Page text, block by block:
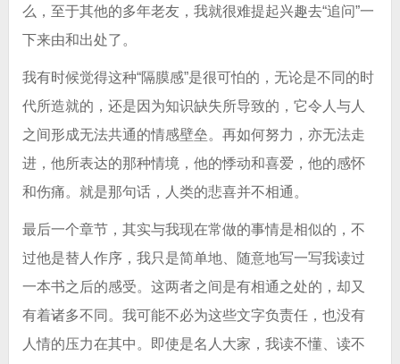
么，至于其他的多年老友，我就很难提起兴趣去“追问”一
下来由和出处了。
我有时候觉得这种“隔膜感”是很可怕的，无论是不同的时
代所造就的，还是因为知识缺失所导致的，它令人与人
之间形成无法共通的情感壁垒。再如何努力，亦无法走
进，他所表达的那种情境，他的悸动和喜爱，他的感怀
和伤痛。就是那句话，人类的悲喜并不相通。
最后一个章节，其实与我现在常做的事情是相似的，不
过他是替人作序，我只是简单地、随意地写一写我读过
一本书之后的感受。这两者之间是有相通之处的，却又
有着诸多不同。我可能不必为这些文字负责任，也没有
人情的压力在其中。即使是名人大家，我读不懂、读不